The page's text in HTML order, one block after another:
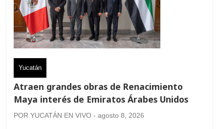
Yucatán
Atraen grandes obras de Renacimiento
Maya interés de Emiratos Árabes Unidos
POR YUCATÁN EN VIVO - agosto 8, 2026